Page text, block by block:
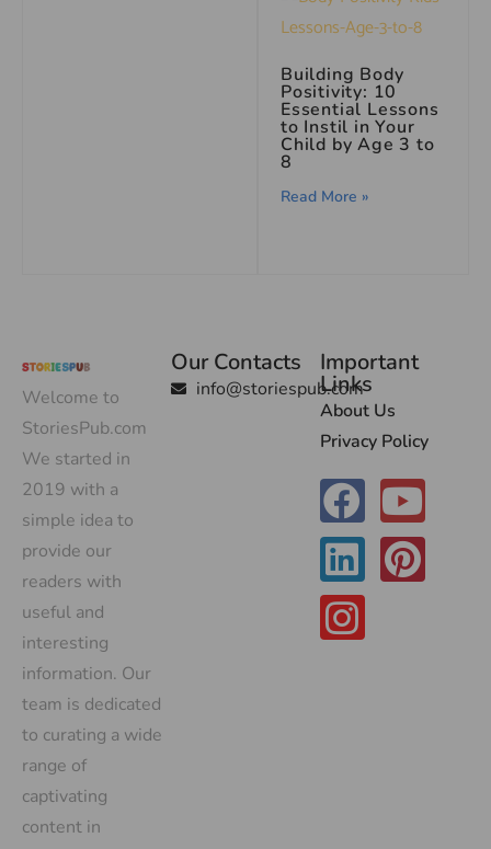
Building Body
Positivity: 10
Essential Lessons
to Instil in Your
Child by Age 3 to
8
Read More »
Welcome to
StoriesPub.com
We started in
2019 with a
simple idea to
provide our
readers with
useful and
interesting
information. Our
team is dedicated
to curating a wide
range of
captivating
content in
Our Contacts
info@storiespub.com
Important
Links
About Us
Privacy Policy